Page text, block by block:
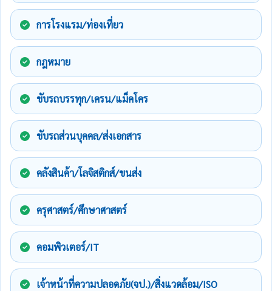
การโรงแรม/ท่องเที่ยว
กฎหมาย
ขับรถบรรทุก/เครน/แม็คโคร
ขับรถส่วนบุคคล/ส่งเอกสาร
คลังสินค้า/โลจิสติกส์/ขนส่ง
ครุศาสตร์/ศึกษาศาสตร์
คอมพิวเตอร์/IT
เจ้าหน้าที่ความปลอดภัย(จป.)/สิ่งแวดล้อม/ISO